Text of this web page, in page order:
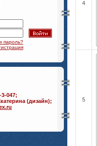
пароль?
047;
(дизайн);
4
5